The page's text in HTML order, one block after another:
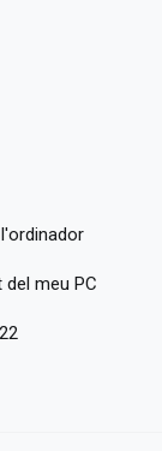
meu PC